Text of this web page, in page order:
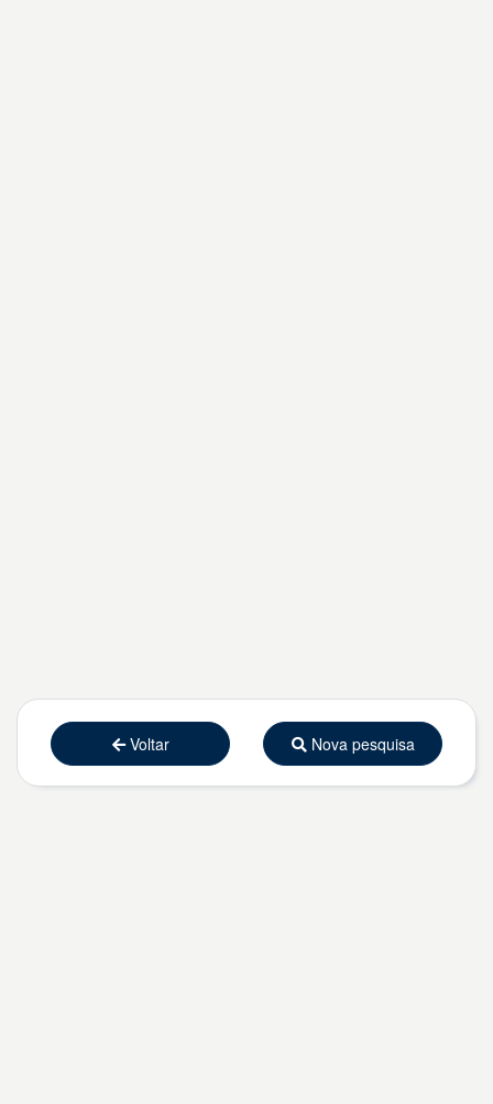
Voltar Nova pesquisa